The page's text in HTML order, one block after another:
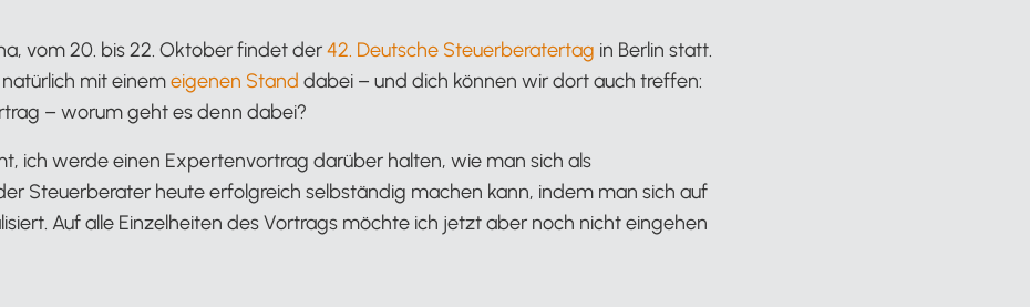
vom 20. bis 22. Oktober findet der42. Deutsche Steuerberatertag in Berlin statt.
mit einemeigenen Stand dabei – und dich können wir dort auch treffen:
– worum geht es denn dabei?
ich werde einen Expertenvortrag darüber halten, wie man sich als
Steuerberater heute erfolgreich selbständig machen kann, indem man sich auf
Auf alle Einzelheiten des Vortrags möchte ich jetzt aber noch nicht eingehen